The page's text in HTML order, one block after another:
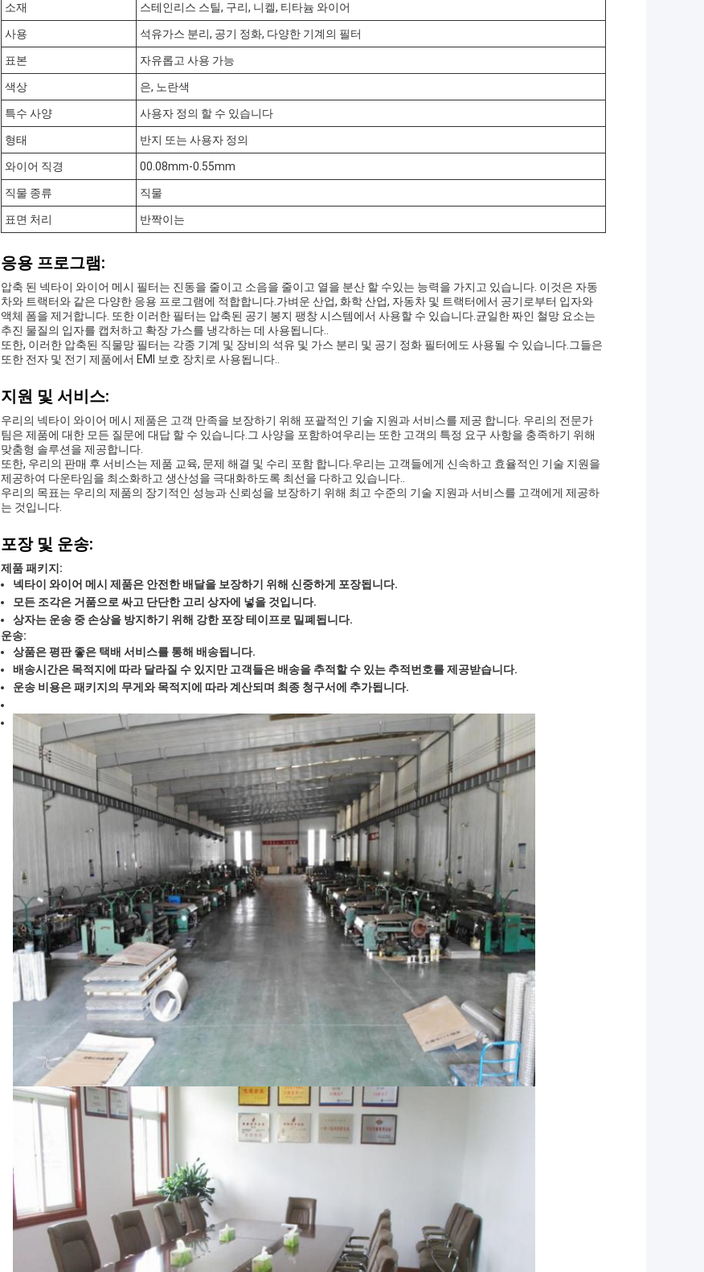
소재 스테인리스 스틸, 구리, 니켈, 티타늄 와이어
사용 석유가스 분리, 공기 정화, 다양한 기계의 필터
표본 자유롭고 사용 가능
색상 은, 노란색
특수 사양 사용자 정의 할 수 있습니다
형태 반지 또는 사용자 정의
와이어 직경 00.08mm-0.55mm
직물 종류 직물
표면 처리 반짝이는
응용 프로그램:
압축 된 넥타이 와이어 메시 필터는 진동을 줄이고 소음을 줄이고 열을 분산 할 수있는 능력을 가지고 있습니다. 이것은 자동
차와 트랙터와 같은 다양한 응용 프로그램에 적합합니다.가벼운 산업, 화학 산업, 자동차 및 트랙터에서 공기로부터 입자와
액체 폼을 제거합니다. 또한 이러한 필터는 압축된 공기 봉지 팽창 시스템에서 사용할 수 있습니다.균일한 짜인 철망 요소는
추진 물질의 입자를 캡처하고 확장 가스를 냉각하는 데 사용됩니다..
또한, 이러한 압축된 직물망 필터는 각종 기계 및 장비의 석유 및 가스 분리 및 공기 정화 필터에도 사용될 수 있습니다.그들은
또한 전자 및 전기 제품에서 EMI 보호 장치로 사용됩니다..
지원 및 서비스:
우리의 넥타이 와이어 메시 제품은 고객 만족을 보장하기 위해 포괄적인 기술 지원과 서비스를 제공 합니다. 우리의 전문가
팀은 제품에 대한 모든 질문에 대답 할 수 있습니다.그 사양을 포함하여우리는 또한 고객의 특정 요구 사항을 충족하기 위해
맞춤형 솔루션을 제공합니다.
또한, 우리의 판매 후 서비스는 제품 교육, 문제 해결 및 수리 포함 합니다.우리는 고객들에게 신속하고 효율적인 기술 지원을
제공하여 다운타임을 최소화하고 생산성을 극대화하도록 최선을 다하고 있습니다..
우리의 목표는 우리의 제품의 장기적인 성능과 신뢰성을 보장하기 위해 최고 수준의 기술 지원과 서비스를 고객에게 제공하
는 것입니다.
포장 및 운송:
제품 패키지:
넥타이 와이어 메시 제품은 안전한 배달을 보장하기 위해 신중하게 포장됩니다.
모든 조각은 거품으로 싸고 단단한 고리 상자에 넣을 것입니다.
상자는 운송 중 손상을 방지하기 위해 강한 포장 테이프로 밀폐됩니다.
운송:
상품은 평판 좋은 택배 서비스를 통해 배송됩니다.
배송시간은 목적지에 따라 달라질 수 있지만 고객들은 배송을 추적할 수 있는 추적번호를 제공받습니다.
운송 비용은 패키지의 무게와 목적지에 따라 계산되며 최종 청구서에 추가됩니다.